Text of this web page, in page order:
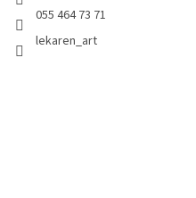
055 464 73 71
lekaren_art